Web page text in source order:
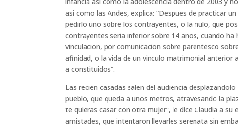
asi­ como las Andes, explica: “Despues de practicar
pedirlo uno sobre los contrayentes, o la nulo, que
contrayentes seri­a inferior sobre 14 anos, cuando
vinculacion, por comunicacion sobre parentesco
afinidad, o la vida de un vinculo matrimonial anterior
a constituidos”.
Las recien casadas salen del audiencia
pueblo, que queda a unos metros, atravesando la
te quieras casar con otra mujer”, le dice Claudia a
amistades, que intentaron llevarles serenata sin